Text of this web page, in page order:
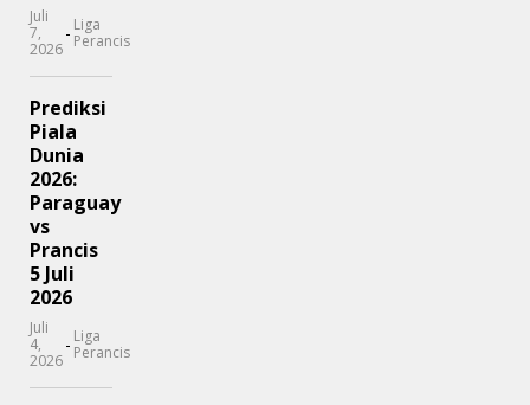
Juli
7,
2026
- Liga
Perancis
Prediksi
Piala
Dunia
2026:
Paraguay
vs
Prancis
5 Juli
2026
Juli
4,
2026
- Liga
Perancis